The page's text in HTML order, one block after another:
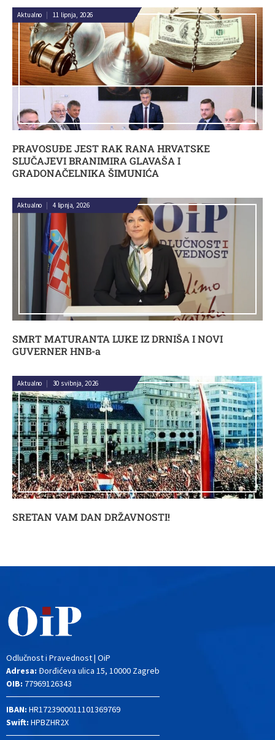
PRAVOSUĐE JEST RAK RANA HRVATSKE
SLUČAJEVI BRANIMIRA GLAVAŠA I
GRADONAČELNIKA ŠIMUNIĆA
Aktualno | 11 lipnja, 2026
SMRT MATURANTA LUKE IZ DRNIŠA I NOVI
GUVERNER HNB-a
Aktualno | 4 lipnja, 2026
SRETAN VAM DAN DRŽAVNOSTI!
Aktualno | 30 svibnja, 2026
Odlučnost i Pravednost | OiP
Adresa: Đorđićeva ulica 15, 10000 Zagreb
OIB: 77969126343
IBAN: HR1723900011101369769
Swift: HPBZHR2X